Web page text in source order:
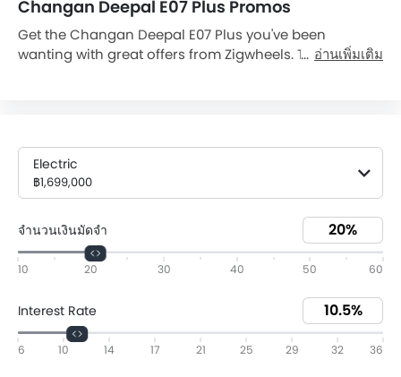
Changan Deepal E07 Plus Promos
Get the Changan Deepal E07 Plus you've been
wanting with great offers from Zigwheels. This is the
as ฿339,800 and monthly installment ฿29,214 (60).
Browse all of our current Deepal E07 Plus promos and
be confident you're finding an excellent deal on your
nearest Changan dealer today.
อ่านเพิ่มเติม
Electric
฿1,699,000
จำนวนเงินมัดจำ
10 20 30 40 50 60
Interest Rate
6 10 14 17 21 25 29 32 36